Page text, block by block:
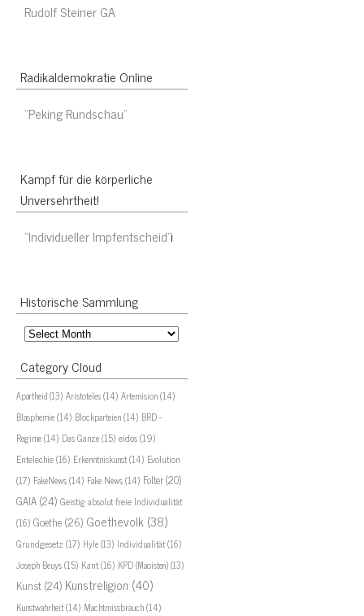
Rudolf Steiner GA
Radikaldemokratie Online
“Peking Rundschau”
Kampf für die körperliche
Unversehrtheit!
“Individueller Impfentscheid”i
Historische Sammlung
Historische
Category Cloud
Apartheid(13) Aristoteles(14) Artemision(14)
Blasphemie(14) Blockparteien(14) BRD -
Regime(14) Das Ganze(15) eidos(19)
Entelechie(16) Erkenntniskunst(14) Evolution
(17) FakeNews(14) Fake News(14) Folter(20)
GAIA(24) Geistig absolut freie Individualität
(16) Goethe(26) Goethevolk (38)
Grundgesetz (17) Hyle(13) Individualität(16)
Joseph Beuys(15) Kant(16) KPD (Maoisten)(13)
Kunst(24) Kunstreligion (40)
Kunstwahrheit(14) Machtmissbrauch(14)